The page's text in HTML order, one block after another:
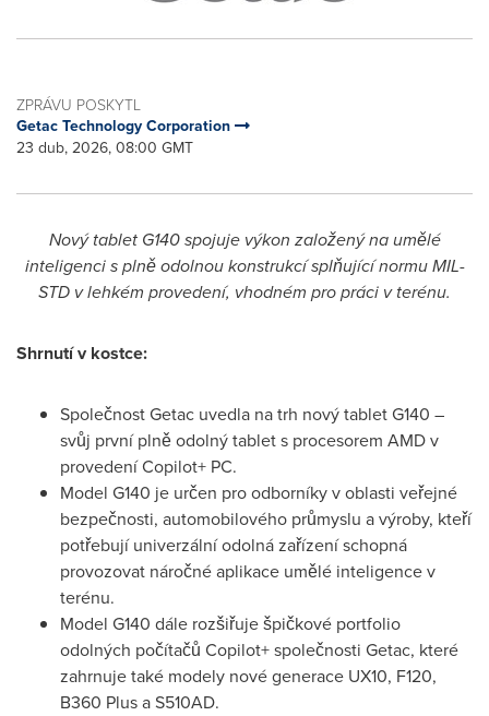
ZPRÁVU POSKYTL
Getac Technology Corporation
23 dub, 2026, 08:00 GMT
Nový tablet G140 spojuje výkon založený na umělé
inteligenci s plně odolnou konstrukcí splňující normu MIL-
STD v lehkém provedení, vhodném pro práci v terénu.
Shrnutí v kostce:
Společnost Getac uvedla na trh nový tablet G140 –
svůj první plně odolný tablet s procesorem AMD v
provedení Copilot+ PC.
Model G140 je určen pro odborníky v oblasti veřejné
bezpečnosti, automobilového průmyslu a výroby, kteří
potřebují univerzální odolná zařízení schopná
provozovat náročné aplikace umělé inteligence v
terénu.
Model G140 dále rozšiřuje špičkové portfolio
odolných počítačů Copilot+ společnosti Getac, které
zahrnuje také modely nové generace UX10, F120,
B360 Plus a S510AD.